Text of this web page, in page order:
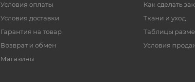
Условия оплаты
Условия доставки
Гарантия на товар
Возврат и обмен
Магазины
Как сделать
Ткани и уход
Таблицы
Условия